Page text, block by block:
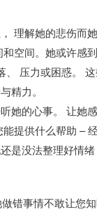
理解她的悲伤而
空间。她或许感到
、 压力或困惑。
精力。
她的心事。 让她
提供什么帮助 –
是没法整理好情
错事情不敢让您